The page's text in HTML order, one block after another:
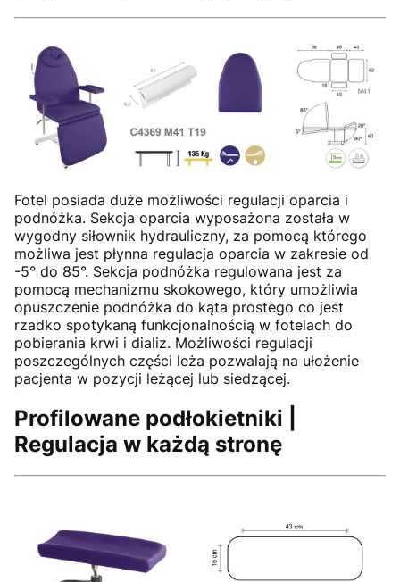
Fotel posiada duże możliwości regulacji oparcia i
podnóżka. Sekcja oparcia wyposażona została w
wygodny siłownik hydrauliczny, za pomocą którego
możliwa jest płynna regulacja oparcia w zakresie od
-5° do 85°. Sekcja podnóżka regulowana jest za
pomocą mechanizmu skokowego, który umożliwia
opuszczenie podnóżka do kąta prostego co jest
rzadko spotykaną funkcjonalnością w fotelach do
pobierania krwi i dializ. Możliwości regulacji
poszczególnych części leża pozwalają na ułożenie
pacjenta w pozycji leżącej lub siedzącej.
Profilowane podłokietniki |
Regulacja w każdą stronę